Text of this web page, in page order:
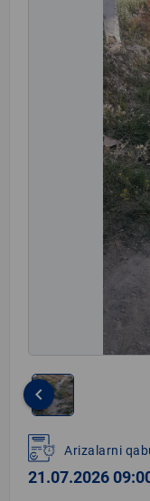
1
of
1
keyboard_arrow_left
Arizalarni
21.07.2026